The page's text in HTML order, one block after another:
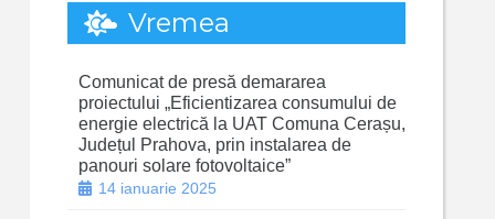
Vremea
Comunicat de presă demararea
proiectului „Eficientizarea consumului de
energie electrică la UAT Comuna Cerașu,
Județul Prahova, prin instalarea de
panouri solare fotovoltaice”
14 ianuarie 2025